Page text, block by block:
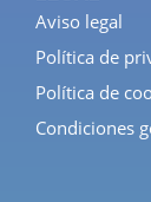
Aviso legal
Política de
Política de
Condiciones